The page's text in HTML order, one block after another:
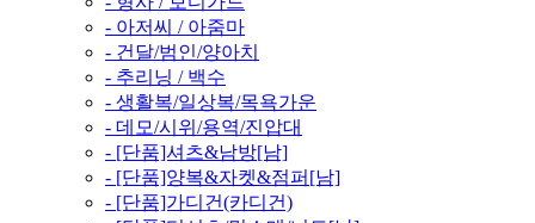
- 아저씨 / 아줌마
- 건달/범인/양아치
- 추리닝 / 백수
- 생활복/일상복/목욕가운
- 데모/시위/용역/진압대
- [단품]셔츠&남방[남]
- [단품]양복&자켓&점퍼[남]
- [단품]가디건(카디건)